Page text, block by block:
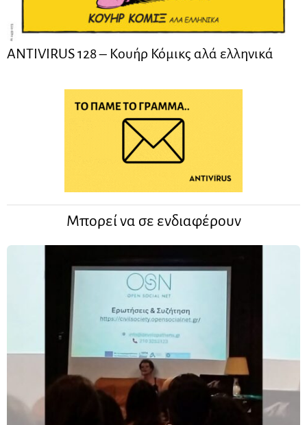
ANTIVIRUS 128 – Kουήρ Κόμικς αλά ελληνικά
Μπορεί να σε ενδιαφέρουν